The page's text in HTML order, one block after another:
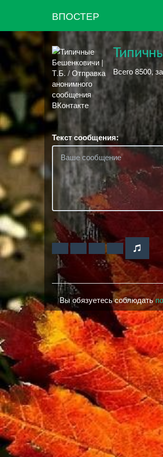
ВПОСТЕР
Всего 8500,
Текст сообщения:
Вы обязуетесь соблюдать